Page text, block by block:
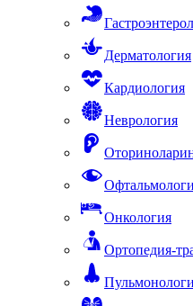
Дерматология
Кардиология
Неврология
Онкология
Ортопедия-